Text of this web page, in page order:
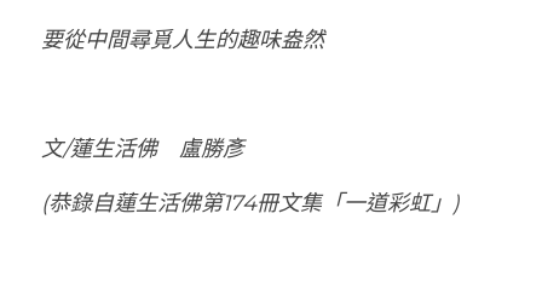
要從中間尋覓人生的趣味盎然
文/蓮生活佛　盧勝彥
(恭錄自蓮生活佛第174冊文集「一道彩虹」)